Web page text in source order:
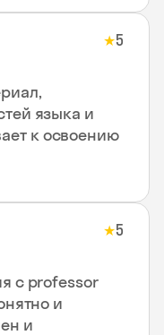
★5
языка и
к освоению
★5
с professor
и
и